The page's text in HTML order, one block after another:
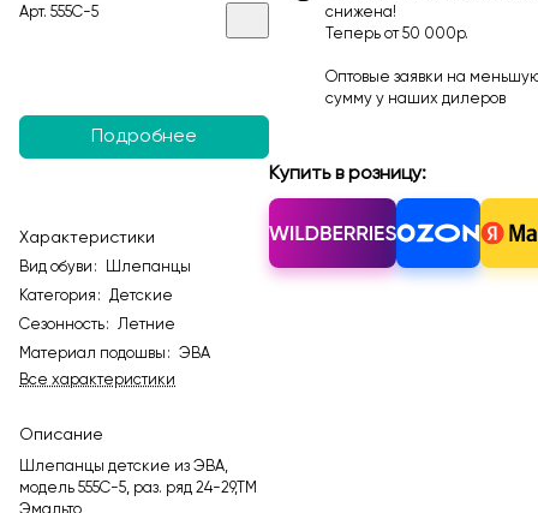
Арт. 555C-5
Подробнее
Характеристики
Вид обуви :
Шлепанцы
Категория :
Детские
Сезонность:
Летние
Материал подошвы :
ЭВА
Все характеристики
Описание
Шлепанцы детские из ЭВА,
модель 555C-5, раз. ряд 24-29,ТМ
снижена!
Теперь от 50 000р.
Оптовые заявки на
сумму у наших дилеров
Купить в розницу: